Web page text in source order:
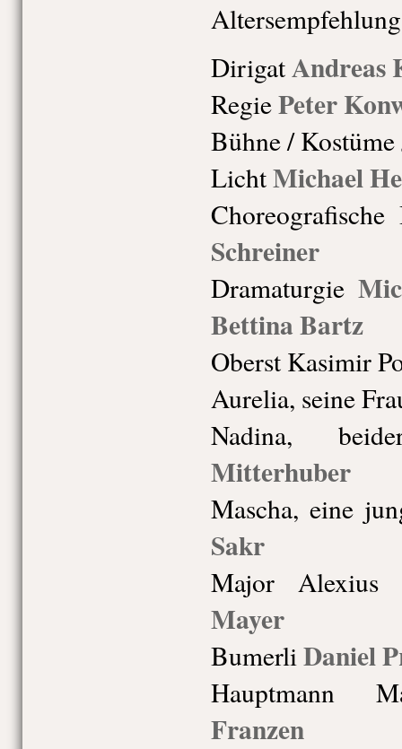
DirigatAndreas
RegiePeter
Bühne / Kostüme
LichtMichael
Choreografische
Schreiner
Dramaturgie
Bettina Bartz
Oberst Kasimir
Aurelia, seine
Nadina,
Mitterhuber
Mascha, eine
Sakr
Major Alexius
Mayer
BumerliDaniel
Hauptmann
Franzen